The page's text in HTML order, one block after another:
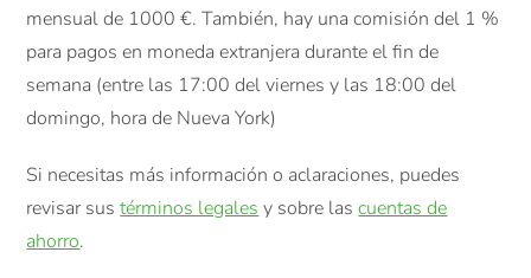
mensual de 1000 €. También, hay una comisión del 1 %
para pagos en moneda extranjera durante el fin de
semana (entre las 17:00 del viernes y las 18:00 del
domingo, hora de Nueva York)
Si necesitas más información o aclaraciones, puedes
revisar sustérminos legales y sobre lascuentas de
ahorro.